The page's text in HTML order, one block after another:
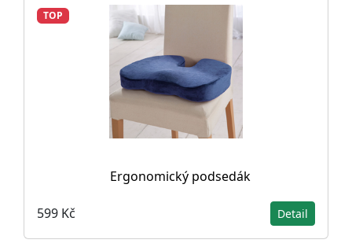
TOP
Ergonomický podsedák
599 Kč Detail